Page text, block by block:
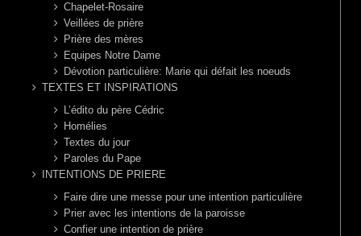
Chapelet-Rosaire
Veillées de prière
Prière des mères
Equipes Notre Dame
Dévotion particulière: Marie qui défait les noeuds
TEXTES ET INSPIRATIONS
L’édito du père Cédric
Homélies
Textes du jour
Paroles du Pape
INTENTIONS DE PRIERE
Faire dire une messe pour une intention particulière
Prier avec les intentions de la paroisse
Confier une intention de prière